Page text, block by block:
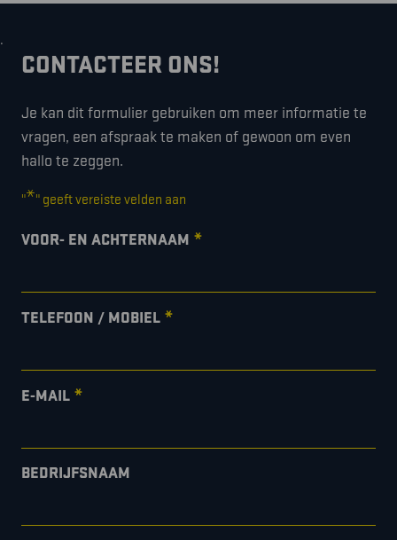
.
CONTACTEER ONS!
Je kan dit formulier gebruiken om meer informatie te
vragen, een afspraak te maken of gewoon om even
hallo te zeggen.
"*" geeft vereiste velden aan
VOOR- EN ACHTERNAAM *
TELEFOON / MOBIEL *
E-MAIL *
BEDRIJFSNAAM